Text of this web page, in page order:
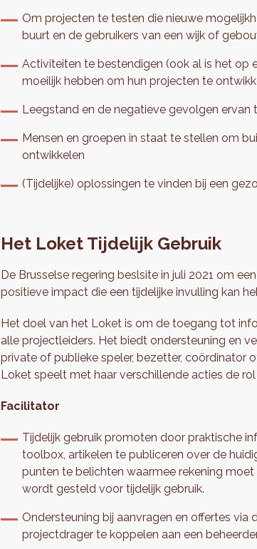
Om projecten te testen die nieuwe
buurt en de gebruikers van een wijk of
Activiteiten te bestendigen (ook al is het op
moeilijk hebben om hun projecten te
Leegstand en de negatieve gevolgen ervan
Mensen en groepen in staat te stellen om
ontwikkelen
(Tijdelijke) oplossingen te vinden bij een
Het Loket Tijdelijk Gebruik
De Brusselse regering beslsite in juli 2021 om
positieve impact die een tijdelijke invulling kan
Het doel van het Loket is om de toegang tot
alle projectleiders. Het biedt ondersteuning en
private of publieke speler, bezetter, coördinator
Loket speelt met haar verschillende acties de rol
Facilitator
Tijdelijk gebruik promoten door praktische
toolbox, artikelen te publiceren over de
punten te belichten waarmee rekening
wordt gesteld voor tijdelijk gebruik.
Ondersteuning bij aanvragen en offertes
projectdrager te koppelen aan een